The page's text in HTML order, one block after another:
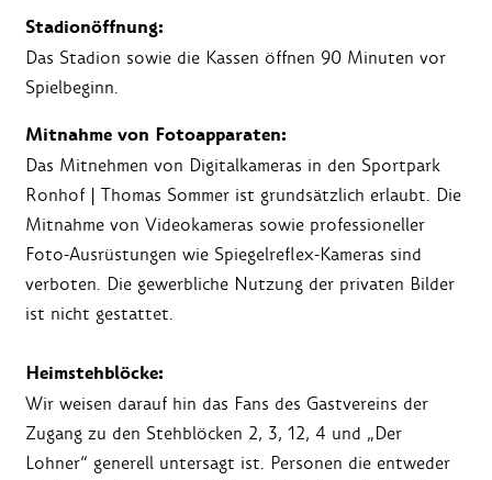
Stadionöffnung:
Das Stadion sowie die Kassen öffnen 90 Minuten vor
Spielbeginn.
Mitnahme von Fotoapparaten:
Das Mitnehmen von Digitalkameras in den Sportpark
Ronhof | Thomas Sommer ist grundsätzlich erlaubt. Die
Mitnahme von Videokameras sowie professioneller
Foto-Ausrüstungen wie Spiegelreflex-Kameras sind
verboten. Die gewerbliche Nutzung der privaten Bilder
ist nicht gestattet.
Heimstehblöcke:
Wir weisen darauf hin das Fans des Gastvereins der
Zugang zu den Stehblöcken 2, 3, 12, 4 und „Der
Lohner“ generell untersagt ist. Personen die entweder